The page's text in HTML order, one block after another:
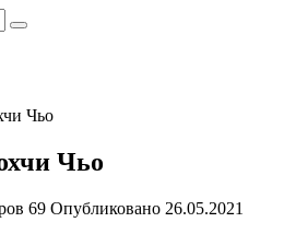
Чьо
Чьо
69 Опубликовано 26.05.2021